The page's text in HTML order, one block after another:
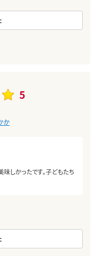
5
か
味しかったです。子どもたち